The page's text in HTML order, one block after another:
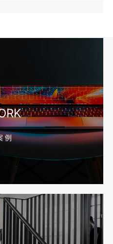
移动端验收别放到最后
、源码和后台要先写清
？先看产品询盘字段
例